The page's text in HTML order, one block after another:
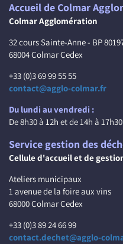
Accueil de Colmar
Colmar Agglomération
32 cours Sainte-Anne - BP
68004 Colmar Cedex
+33 (0)3 69 99 55 55
contact@agglo-colmar.fr
Du lundi au vendredi :
De 8h30 à 12h et de 14h à 17h30
Service gestion des
Cellule d'accueil et de
Ateliers municipaux
1 avenue de la foire aux vins
68000 Colmar Cedex
+33 (0)3 89 24 66 99
contact.dechet@agglo-